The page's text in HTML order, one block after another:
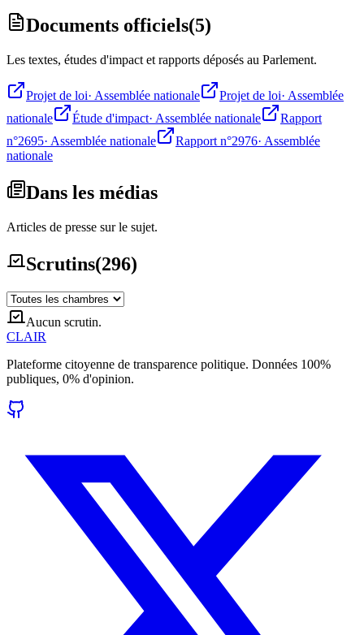
Documents officiels(5)
Les textes, études d'impact et rapports déposés au Parlement.
Projet de loi· Assemblée nationale Projet de loi· Assemblée
nationale
Étude d'impact· Assemblée nationale
Rapport
n°2695· Assemblée nationale Rapport n°2976· Assemblée
nationale
Dans les médias
Articles de presse sur le sujet.
Scrutins(296)
Aucun scrutin.
CLAIR
Plateforme citoyenne de transparence politique. Données 100%
publiques, 0% d'opinion.